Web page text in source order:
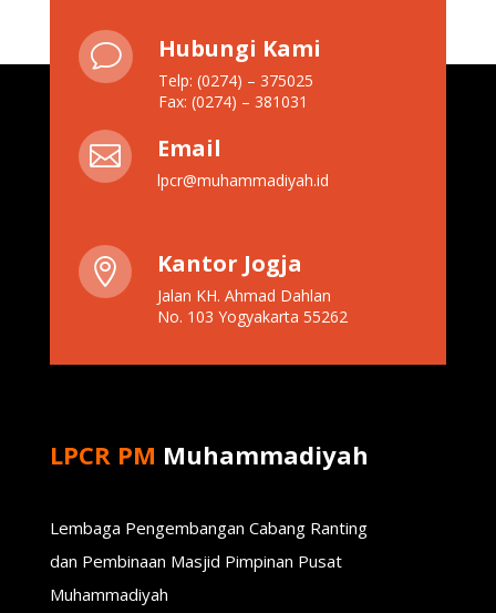
v Hubungi Kami
Telp: (0274) – 375025
Fax: (0274) – 381031
 Email
lpcr@muhammadiyah.id
 Kantor Jogja
Jalan KH. Ahmad Dahlan
No. 103 Yogyakarta 55262
LPCR PM Muhammadiyah
Lembaga Pengembangan Cabang Ranting
dan Pembinaan Masjid Pimpinan Pusat
Muhammadiyah